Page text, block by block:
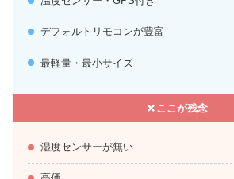
デフォルトリモコンが豊富
最軽量・最小サイズ
ここが残念
湿度センサーが無い